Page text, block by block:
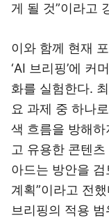
게 될 것”이라고
이와 함께 현재
‘AI 브리핑’에 커
화를 실험한다.
요 과제 중 하나
색 흐름을 방해
고 유용한 콘텐
아드는 방안을
계획”이라고 전
브리핑의 적용